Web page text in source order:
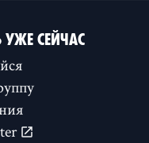
УЖЕ СЕЙЧАС